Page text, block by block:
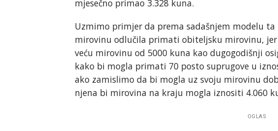
mjesečno primao 3.328 kuna.
Uzmimo primjer da prema sadašnjem modelu
mirovinu odlučila primati obiteljsku mirovinu,
veću mirovinu od 5000 kuna kao dugogodišnji
kako bi mogla primati 70 posto suprugove u
ako zamislimo da bi mogla uz svoju mirovinu
njena bi mirovina na kraju mogla iznositi 4.060
OGLAS